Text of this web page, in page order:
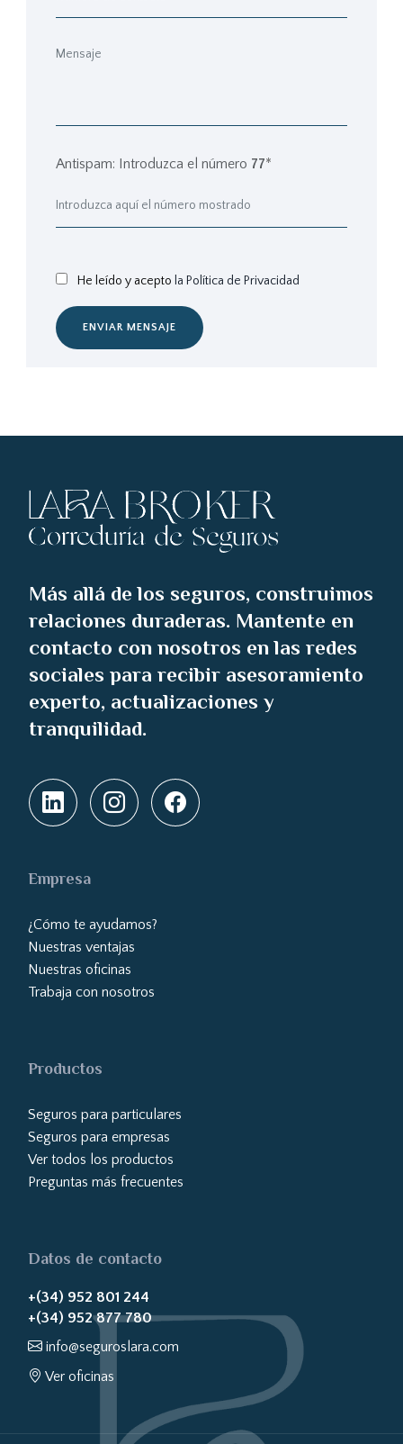
Antispam: Introduzca el número 77*
He leído y acepto la Política de Privacidad
ENVIAR MENSAJE
Más allá de los seguros, construimos
relaciones duraderas. Mantente en
contacto con nosotros en las redes
sociales para recibir asesoramiento
experto, actualizaciones y
tranquilidad.
Empresa
¿Cómo te ayudamos?
Nuestras ventajas
Nuestras oficinas
Trabaja con nosotros
Productos
Seguros para particulares
Seguros para empresas
Ver todos los productos
Preguntas más frecuentes
Datos de contacto
+(34) 952 801 244
+(34) 952 877 780
info@seguroslara.com
Ver oficinas